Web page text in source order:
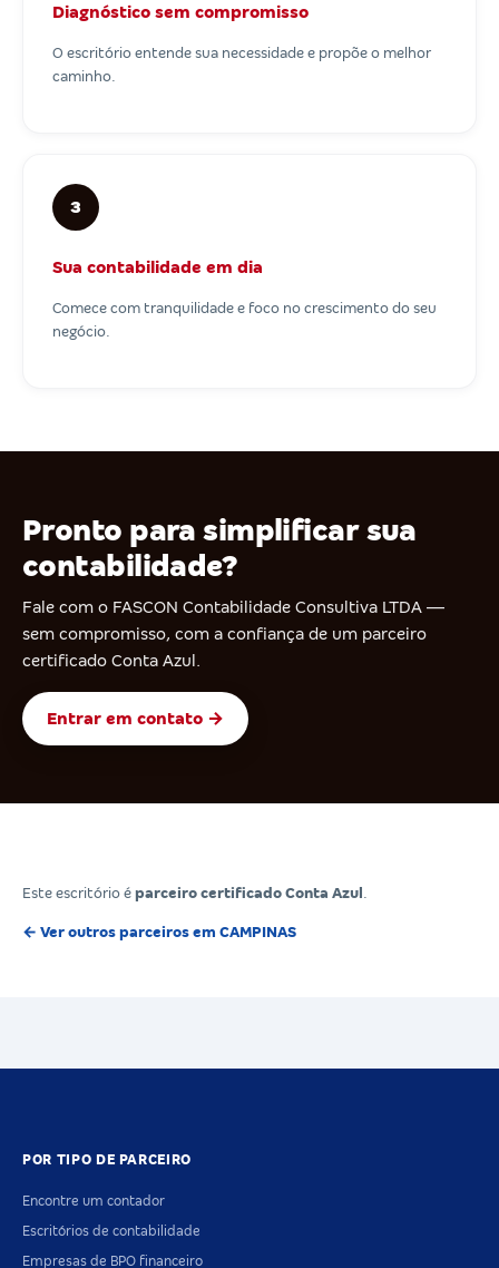
Diagnóstico sem compromisso
O escritório entende sua necessidade e propõe o melhor
caminho.
3
Sua contabilidade em dia
Comece com tranquilidade e foco no crescimento do seu
negócio.
Pronto para simplificar sua
contabilidade?
Fale com o FASCON Contabilidade Consultiva LTDA —
sem compromisso, com a confiança de um parceiro
certificado Conta Azul.
Entrar em contato →
Este escritório é parceiro certificado Conta Azul
← Ver outros parceiros em CAMPINAS
POR TIPO DE PARCEIRO
Encontre um contador
Escritórios de contabilidade
Empresas de BPO financeiro